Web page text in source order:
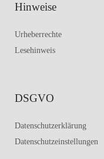
Hinweise
Urheberrechte
Lesehinweis
DSGVO
Datenschutzerklärung
Datenschutzeinstellungen